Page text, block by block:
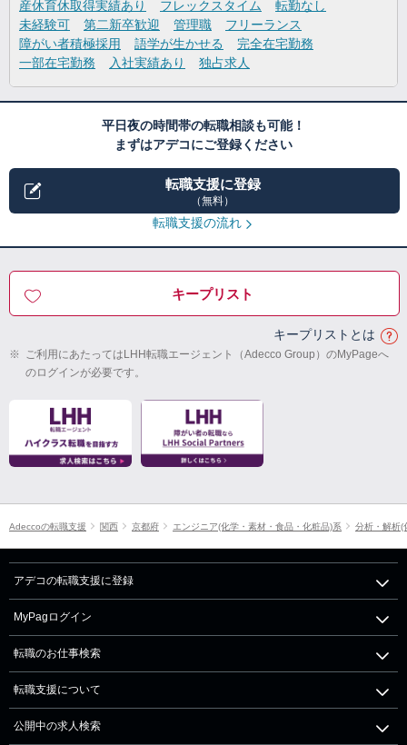
産休育休取得実績あり
フレックスタイム
転勤なし
未経験可
第二新卒歓迎 管理職
フリーランス
障がい者積極採用
語学が生かせる
完全在宅勤務
一部在宅勤務
入社実績あり 独占求人
平日夜の時間帯の転職相談も可能！
まずはアデコにご登録ください
転職支援に登録
（無料）
転職支援の流れ
キープリスト
キープリストとは
※ ご利用にあたってはLHH転職エージェント（Adecco Group）のMyPageへ
のログインが必要です。
Adeccoの転職支援 関西 京都府 エンジニア(化学・素材・食品・化粧品)系 分析・解析(
アデコの転職支援に登録
MyPagログイン
転職のお仕事検索
転職支援について
公開中の求人検索